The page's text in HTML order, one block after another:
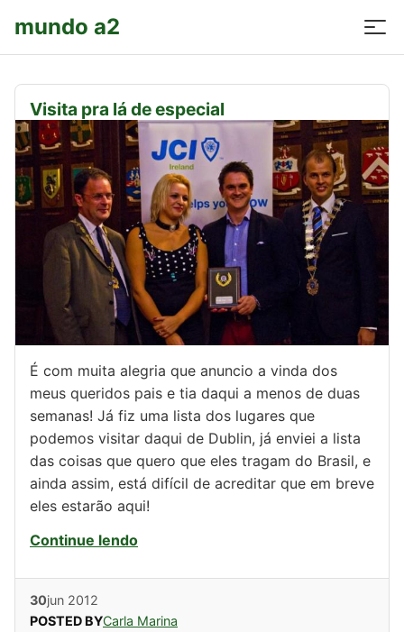
mundo a2
Visita pra lá de especial
É com muita alegria que anuncio a vinda dos
meus queridos pais e tia daqui a menos de duas
semanas! Já fiz uma lista dos lugares que
podemos visitar daqui de Dublin, já enviei a lista
das coisas que quero que eles tragam do Brasil, e
ainda assim, está difícil de acreditar que em breve
eles estarão aqui!
Continue lendo
30jun 2012
POSTED BYCarla Marina